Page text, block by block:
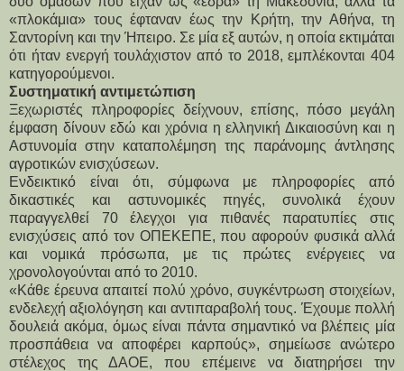
«πλοκάμια» τους έφταναν έως την Κρήτη, την Αθήνα, τη
Σαντορίνη και την Ήπειρο. Σε μία εξ αυτών, η οποία εκτιμάται
ότι ήταν ενεργή τουλάχιστον από το 2018, εμπλέκονται 404
κατηγορούμενοι.
Συστηματική αντιμετώπιση
Ξεχωριστές πληροφορίες δείχνουν, επίσης, πόσο μεγάλη
έμφαση δίνουν εδώ και χρόνια η ελληνική Δικαιοσύνη και η
Αστυνομία στην καταπολέμηση της παράνομης άντλησης
αγροτικών ενισχύσεων.
Ενδεικτικό είναι ότι, σύμφωνα με πληροφορίες από
δικαστικές και αστυνομικές πηγές, συνολικά έχουν
παραγγελθεί 70 έλεγχοι για πιθανές παρατυπίες στις
ενισχύσεις από τον ΟΠΕΚΕΠΕ, που αφορούν φυσικά αλλά
και νομικά πρόσωπα, με τις πρώτες ενέργειες να
χρονολογούνται από το 2010.
«Κάθε έρευνα απαιτεί πολύ χρόνο, συγκέντρωση στοιχείων,
ενδελεχή αξιολόγηση και αντιπαραβολή τους. Έχουμε πολλή
δουλειά ακόμα, όμως είναι πάντα σημαντικό να βλέπεις μία
προσπάθεια να αποφέρει καρπούς», σημείωσε ανώτερο
στέλεχος της ΔΑΟΕ, που επέμεινε να διατηρήσει την